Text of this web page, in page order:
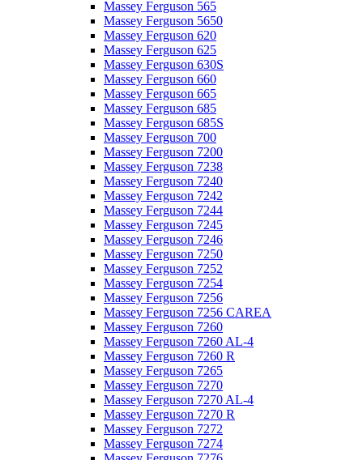
Massey Ferguson 565
Massey Ferguson 5650
Massey Ferguson 620
Massey Ferguson 625
Massey Ferguson 630S
Massey Ferguson 660
Massey Ferguson 665
Massey Ferguson 685
Massey Ferguson 685S
Massey Ferguson 700
Massey Ferguson 7200
Massey Ferguson 7238
Massey Ferguson 7240
Massey Ferguson 7242
Massey Ferguson 7244
Massey Ferguson 7245
Massey Ferguson 7246
Massey Ferguson 7250
Massey Ferguson 7252
Massey Ferguson 7254
Massey Ferguson 7256
Massey Ferguson 7256 CAREA
Massey Ferguson 7260
Massey Ferguson 7260 AL-4
Massey Ferguson 7260 R
Massey Ferguson 7265
Massey Ferguson 7270
Massey Ferguson 7270 AL-4
Massey Ferguson 7270 R
Massey Ferguson 7272
Massey Ferguson 7274